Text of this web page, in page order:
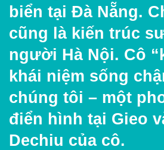
biển tại Đà Nẵng.
cũng là kiến trúc
người Hà Nội. Cô
khái niệm sống
chúng tôi – một
điển hình tại Gieo
Dechiu của cô.